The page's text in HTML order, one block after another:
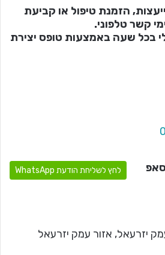
הזמנת טיפול או קביעת
קשר טלפוני.
בכל שעה באמצעות טופס יצירת
לחץ לשליחת הודעת WhatsApp
יזרעאל, אזור עמק יזרעאל